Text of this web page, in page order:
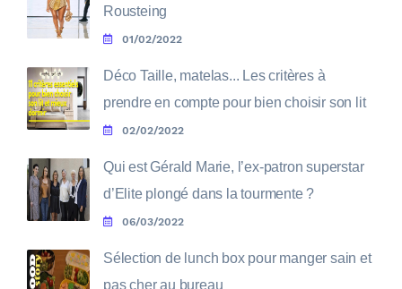
Rousteing
01/02/2022
Déco Taille, matelas... Les critères à
prendre en compte pour bien choisir son lit
02/02/2022
Qui est Gérald Marie, l’ex-patron superstar
d’Elite plongé dans la tourmente ?
06/03/2022
Sélection de lunch box pour manger sain et
pas cher au bureau